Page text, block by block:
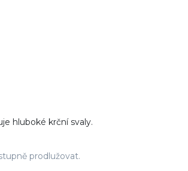
hluboké krční svaly.
prodlužovat.